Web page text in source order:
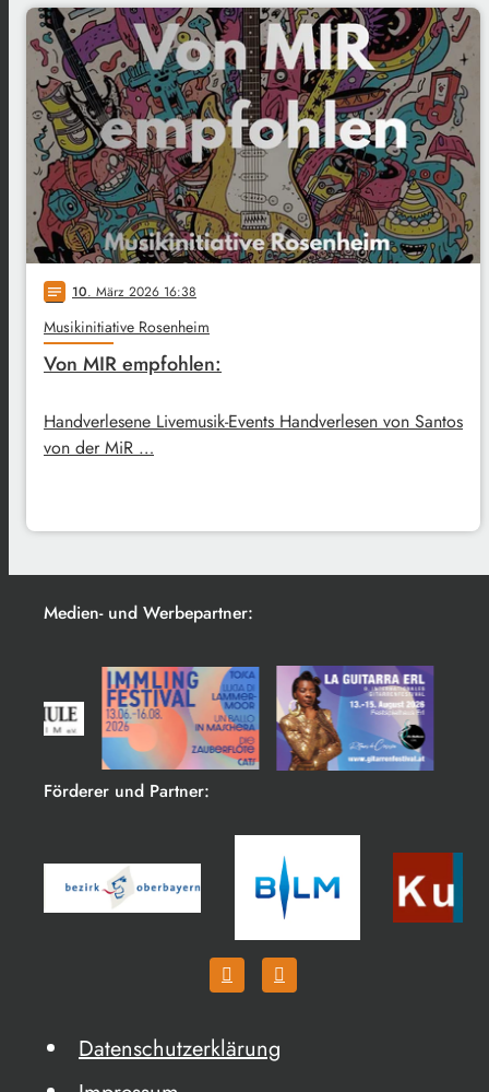
notes 10. März 2026 16:38
Musikinitiative Rosenheim
Von MIR empfohlen:
Handverlesene Livemusik-Events Handverlesen von Santos
von der MiR …
Medien- und Werbepartner:
Förderer und Partner:
Datenschutzerklärung